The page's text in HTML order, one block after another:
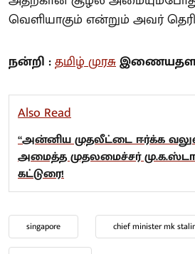
வெளியாகும் என்றும் அவர்
நன்றி :தமிழ் முரசு
Also Read
“அன்னிய முதலீட்டை ஈர்க்க
அமைத்த முதலமைச்சர்
கட்டுரை!
singapore chief minister mk